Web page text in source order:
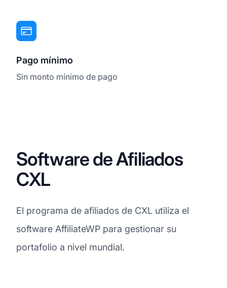
Pago mínimo
Sin monto mínimo de pago
Software de Afiliados
CXL
El programa de afiliados de CXL utiliza el
software AffiliateWP para gestionar su
portafolio a nivel mundial.